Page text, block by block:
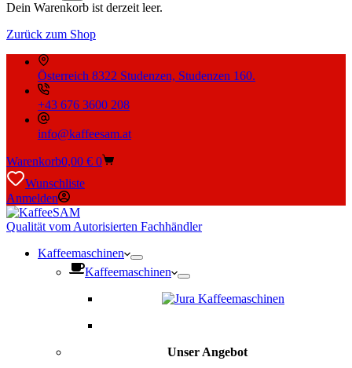
Dein Warenkorb ist derzeit leer.
Zurück zum Shop
Österreich 8322 Studenzen, Studenzen 160.
+43 676 3600 208
info@kaffeesam.at
Warenkorb0,00 € 0
Wunschliste
Anmelden
Qualität vom Autorisierten Fachhändler
Kaffeemaschinen
Kaffeemaschinen
Unser Angebot